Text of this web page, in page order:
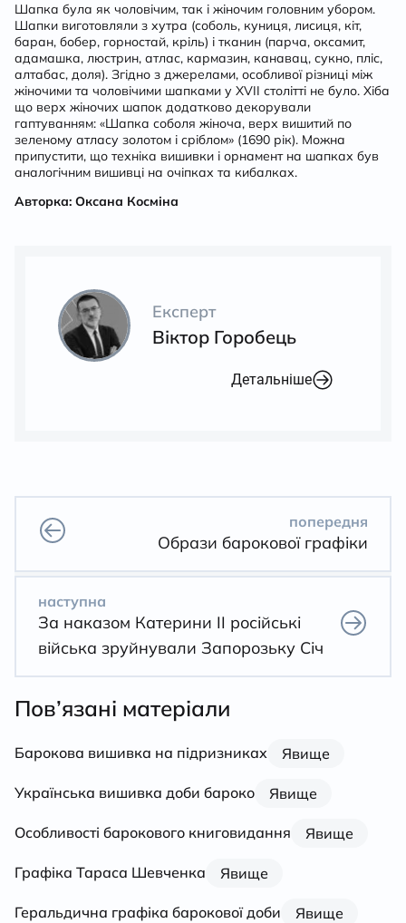
Шапка була як чоловічим, так і жіночим головним убором.
Шапки виготовляли з хутра (соболь, куниця, лисиця, кіт,
баран, бобер, горностай, кріль) і тканин (парча, оксамит,
адамашка, люстрин, атлас, кармазин, канавац, сукно, пліс,
алтабас, доля). Згідно з джерелами, особливої різниці між
жіночими та чоловічими шапками у XVII столітті не було. Хіба
що верх жіночих шапок додатково декорували
гаптуванням: «Шапка соболя жіноча, верх вишитий по
зеленому атласу золотом і сріблом» (1690 рік). Можна
припустити, що техніка вишивки і орнамент на шапках був
аналогічним вишивці на очіпках та кибалках.
Авторка: Оксана Косміна
Експерт
Віктор Горобець
Детальніше
попередня
Образи барокової графіки
наступна
За наказом Катерини ІІ російські
війська зруйнували Запорозьку Січ
Пов’язані матеріали
Барокова вишивка на підризниках Явище
Українська вишивка доби бароко Явище
Особливості барокового книговидання Явище
Графіка Тараса Шевченка Явище
Геральдична графіка барокової доби Явище